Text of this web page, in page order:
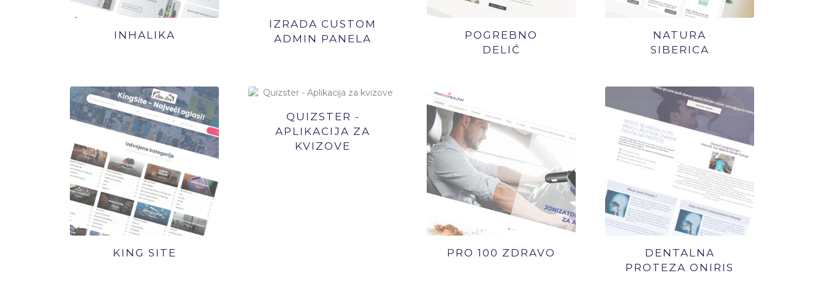
INHALIKA
IZRADA CUSTOM
ADMIN PANELA
POGREBNO
DELIĆ
NATURA
SIBERICA
KING SITE
QUIZSTER -
APLIKACIJA ZA
KVIZOVE
PRO 100 ZDRAVO
DENTALNA
PROTEZA ONIRIS